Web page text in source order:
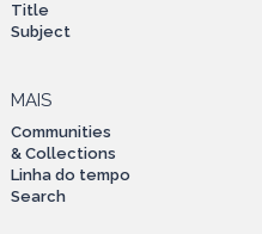
Title
Subject
MAIS
Communities
& Collections
Linha do tempo
Search